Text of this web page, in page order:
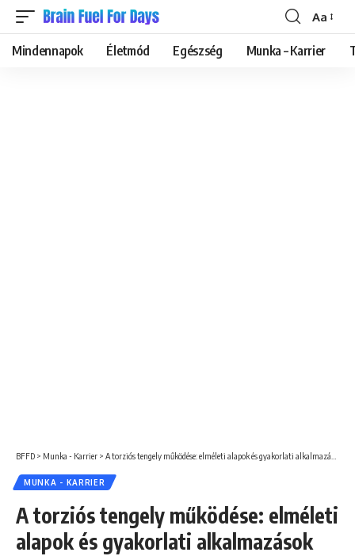
Font
Resizer
Aa
Mindennapok Életmód Egészség Munka – Karrier
BFFD > Munka - Karrier > A torziós tengely működése: elméleti alapok és gyakorlati alkalmazások
MUNKA - KARRIER
A torziós tengely működése: elméleti
alapok és gyakorlati alkalmazások